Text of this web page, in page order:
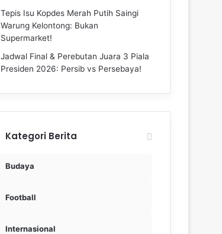
Tepis Isu Kopdes Merah Putih Saingi
Warung Kelontong: Bukan
Supermarket!
Jadwal Final & Perebutan Juara 3 Piala
Presiden 2026: Persib vs Persebaya!
Kategori Berita
Budaya
Football
Internasional